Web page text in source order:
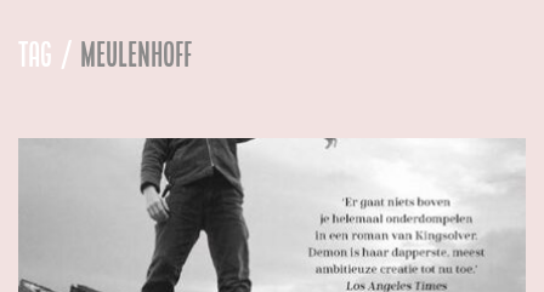
Tag / meulenhoff